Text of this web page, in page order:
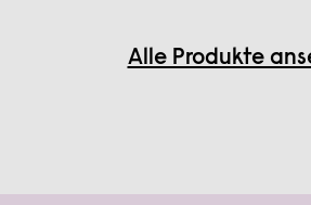
Alle Produkte